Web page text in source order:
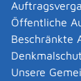
Öffentliche
Beschränkte
Unsere